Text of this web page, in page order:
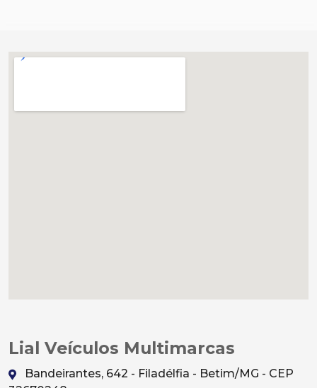
Lial Veículos Multimarcas
Bandeirantes, 642 - Filadélfia - Betim/MG - CEP